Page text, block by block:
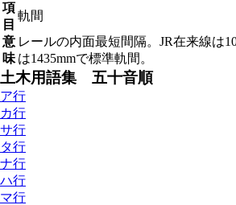
項
目
軌間
意
味
レールの内面最短間隔。JR在来線は
は1435mmで標準軌間。
土木用語集 五十音順
ア行
カ行
サ行
タ行
ナ行
ハ行
マ行